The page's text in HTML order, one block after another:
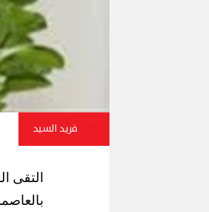
فريد السيد
التقى